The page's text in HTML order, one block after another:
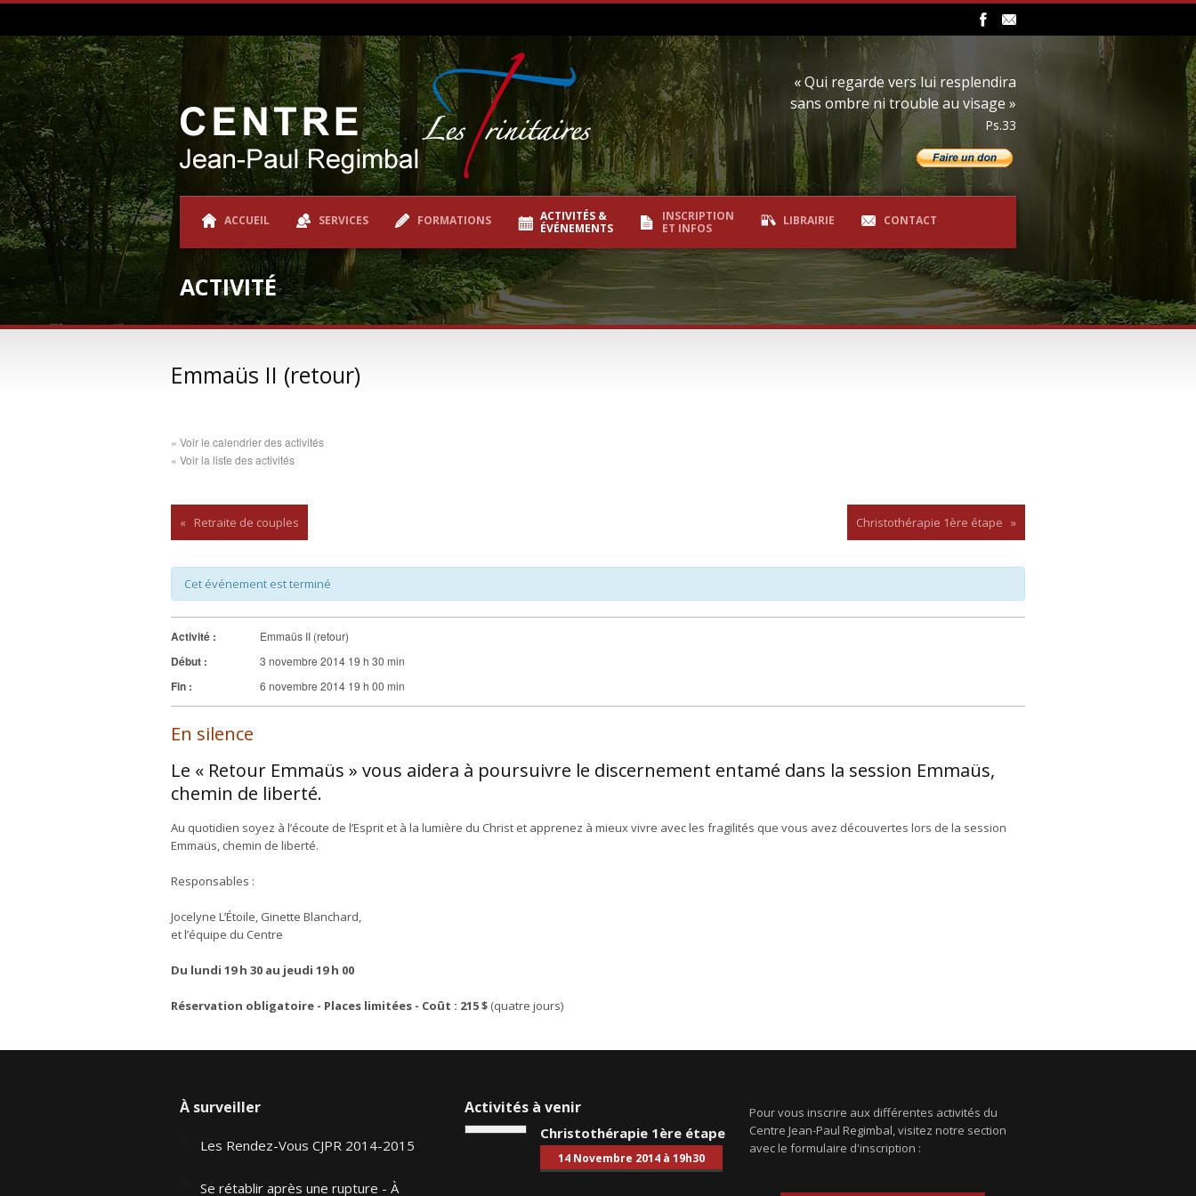
« Qui regarde vers lui resplendira
sans ombre ni trouble au visage »
Ps.33
ACCUEIL SERVICES FORMATIONS
ACTIVITÉS &
ÉVÉNEMENTS
INSCRIPTION
ET INFOS
LIBRAIRIE CONTACT
ACTIVITÉ
Emmaüs II (retour)
« Voir le calendrier des activités
« Voir la liste des activités
« Retraite de couples Christothérapie 1ère étape »
Cet événement est terminé
Activité : Emmaüs II (retour)
Début : 3 novembre 2014 19 h 30 min
Fin : 6 novembre 2014 19 h 00 min
En silence
Le « Retour Emmaüs » vous aidera à poursuivre le discernement entamé dans la session Emmaüs,
chemin de liberté.
Au quotidien soyez à l’écoute de l’Esprit et à la lumière du Christ et apprenez à mieux vivre avec les fragilités que vous avez découvertes lors de la session
Emmaüs, chemin de liberté.
Responsables :
Jocelyne L’Étoile, Ginette Blanchard,
et l’équipe du Centre
Du lundi 19 h 30 au jeudi 19 h 00
Réservation obligatoire - Places limitées - Coût : 215 $ (quatre jours)
À surveiller
Les Rendez-Vous CJPR 2014-2015
Se rétablir après une rupture - À
Activités à venir
Christothérapie 1ère étape
14 Novembre 2014 à 19h30
Pour vous inscrire aux différentes activités du
Centre Jean-Paul Regimbal, visitez notre section
avec le formulaire d'inscription :